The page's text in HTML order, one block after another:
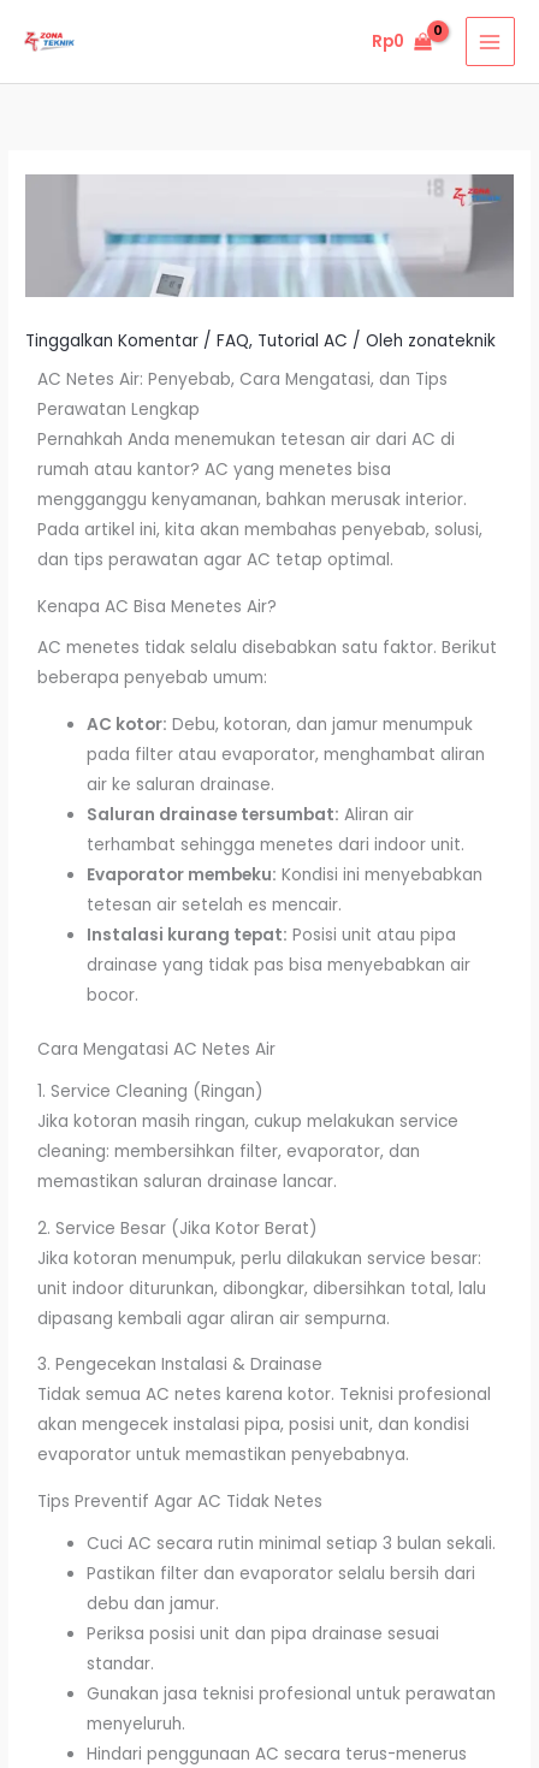
Rp0
Tinggalkan Komentar /FAQ, Tutorial AC / Oleh zonateknik
AC Netes Air: Penyebab, Cara Mengatasi, dan Tips
Perawatan Lengkap
Pernahkah Anda menemukan tetesan air dari AC di
rumah atau kantor? AC yang menetes bisa
mengganggu kenyamanan, bahkan merusak interior.
Pada artikel ini, kita akan membahas penyebab, solusi,
dan tips perawatan agar AC tetap optimal.
Kenapa AC Bisa Menetes Air?
AC menetes tidak selalu disebabkan satu faktor. Berikut
beberapa penyebab umum:
AC kotor: Debu, kotoran, dan jamur menumpuk
pada filter atau evaporator, menghambat aliran
air ke saluran drainase.
Saluran drainase tersumbat: Aliran air
terhambat sehingga menetes dari indoor unit.
Evaporator membeku: Kondisi ini menyebabkan
tetesan air setelah es mencair.
Instalasi kurang tepat: Posisi unit atau pipa
drainase yang tidak pas bisa menyebabkan air
bocor.
Cara Mengatasi AC Netes Air
1. Service Cleaning (Ringan)
Jika kotoran masih ringan, cukup melakukan service
cleaning: membersihkan filter, evaporator, dan
memastikan saluran drainase lancar.
2. Service Besar (Jika Kotor Berat)
Jika kotoran menumpuk, perlu dilakukan service besar:
unit indoor diturunkan, dibongkar, dibersihkan total, lalu
dipasang kembali agar aliran air sempurna.
3. Pengecekan Instalasi & Drainase
Tidak semua AC netes karena kotor. Teknisi profesional
akan mengecek instalasi pipa, posisi unit, dan kondisi
evaporator untuk memastikan penyebabnya.
Tips Preventif Agar AC Tidak Netes
Cuci AC secara rutin minimal setiap 3 bulan sekali.
Pastikan filter dan evaporator selalu bersih dari
debu dan jamur.
Periksa posisi unit dan pipa drainase sesuai
standar.
Gunakan jasa teknisi profesional untuk perawatan
menyeluruh.
Hindari penggunaan AC secara terus-menerus